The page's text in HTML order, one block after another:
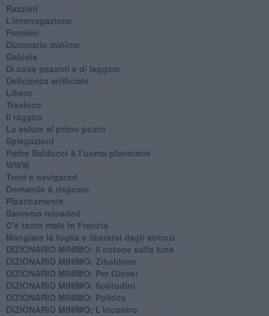
Razzisti
​L’interrogazione
Pensieri
​Dizionario minimo
Gelosia
Di cose pesanti e di leggere
​Deficienza artificiale
Libero
Trasloco
Il raggiro
​La salute al primo posto
Spiegazioni
Padre Balducci & l’uomo planetario
WWW
​Treni e navigatori
​Domande & risposte
​Plasticamente
Sanremo reloaded
C’è tanto male in Francia
​Mangiare la foglia e liberarsi dagli stronzi
DIZIONARIO MINIMO: Il cotone sulla luna
DIZIONARIO MINIMO: Zibaldone
DIZIONARIO MINIMO: Per Giove!
DIZIONARIO MINIMO: Solitudini
DIZIONARIO MINIMO: Politica
DIZIONARIO MINIMO: L'incontro